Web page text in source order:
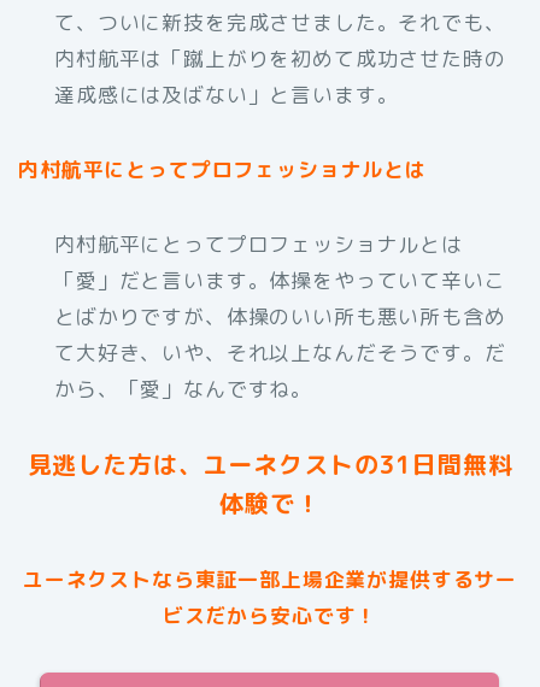
て、ついに新技を完成させました。それでも、
内村航平は「蹴上がりを初めて成功させた時の
達成感には及ばない」と言います。
内村航平にとってプロフェッショナルとは
内村航平にとってプロフェッショナルとは
「愛」だと言います。体操をやっていて辛いこ
とばかりですが、体操のいい所も悪い所も含め
て大好き、いや、それ以上なんだそうです。だ
から、「愛」なんですね。
見逃した方は、ユーネクストの31日間無料
体験で！
ユーネクストなら東証一部上場企業が提供するサー
ビスだから安心です！